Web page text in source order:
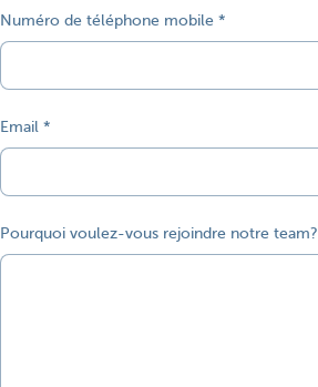
Numéro de téléphone mobile
Email
Pourquoi voulez-vous rejoindre notre team?